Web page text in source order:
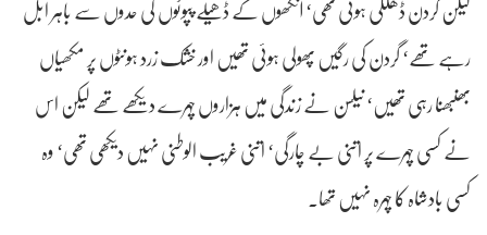
رہے تھے‘ گردن کی رگیں پھولی ہوئی تھیں اور خشک زرد ہونٹوں پر مکھیاں
بھنبھنا رہی تھیں‘ نیلسن نے زندگی میں ہزاروں چہرے دیکھے تھے لیکن اس
نے کسی چہرے پر اتنی بے چارگی‘ اتنی غریب الوطنی نہیں دیکھی تھی‘ وہ
کسی بادشاہ کا چہرہ نہیں تھا۔